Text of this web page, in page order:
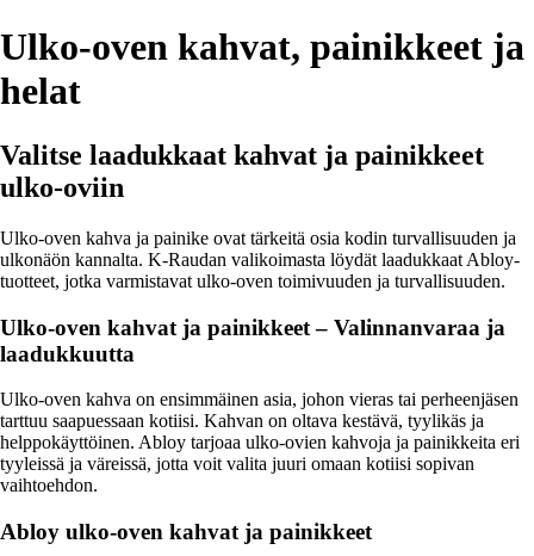
Ulko-oven kahvat, painikkeet ja
helat
Valitse laadukkaat kahvat ja painikkeet
ulko-oviin
Ulko-oven kahva ja painike ovat tärkeitä osia kodin turvallisuuden ja
ulkonäön kannalta. K-Raudan valikoimasta löydät laadukkaat Abloy-
tuotteet, jotka varmistavat ulko-oven toimivuuden ja turvallisuuden.
Ulko-oven kahvat ja painikkeet – Valinnanvaraa ja
laadukkuutta
Ulko-oven kahva on ensimmäinen asia, johon vieras tai perheenjäsen
tarttuu saapuessaan kotiisi. Kahvan on oltava kestävä, tyylikäs ja
helppokäyttöinen. Abloy tarjoaa ulko-ovien kahvoja ja painikkeita eri
tyyleissä ja väreissä, jotta voit valita juuri omaan kotiisi sopivan
vaihtoehdon.
Abloy ulko-oven kahvat ja painikkeet